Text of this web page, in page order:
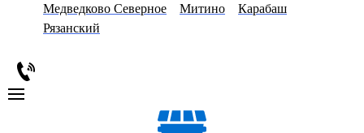
Медведково Северное
Митино
Карабаш
Рязанский